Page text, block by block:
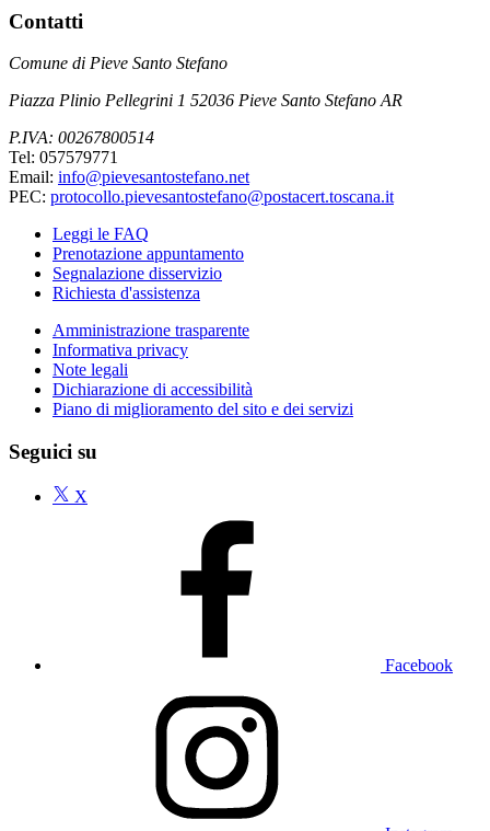
Contatti
Comune di Pieve Santo Stefano
Piazza Plinio Pellegrini 1 52036 Pieve Santo Stefano AR
P.IVA: 00267800514
Tel: 057579771
Email: info@pievesantostefano.net
PEC: protocollo.pievesantostefano@postacert.toscana.it
Leggi le FAQ
Prenotazione appuntamento
Segnalazione disservizio
Richiesta d'assistenza
Amministrazione trasparente
Informativa privacy
Note legali
Dichiarazione di accessibilità
Piano di miglioramento del sito e dei servizi
Seguici su
X
Facebook